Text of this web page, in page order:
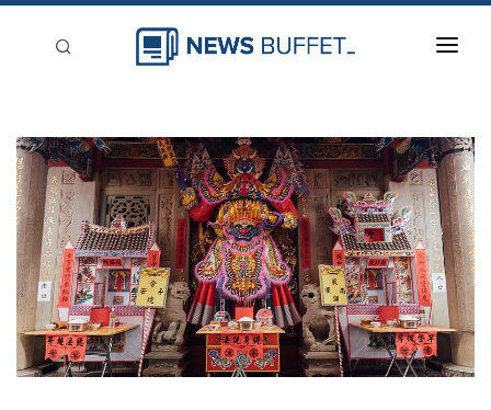
新聞稿分類
登入
刊登